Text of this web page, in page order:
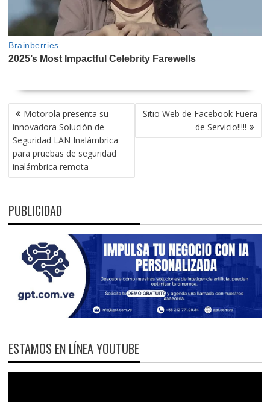
NAVEGACIÓN
DE
ENTRADAS
Motorola presenta su
innovadora Solución de
Seguridad LAN Inalámbrica
para pruebas de seguridad
inalámbrica remota
Sitio Web de Facebook Fuera
de Servicio!!!!!
PUBLICIDAD
ESTAMOS EN LÍNEA YOUTUBE